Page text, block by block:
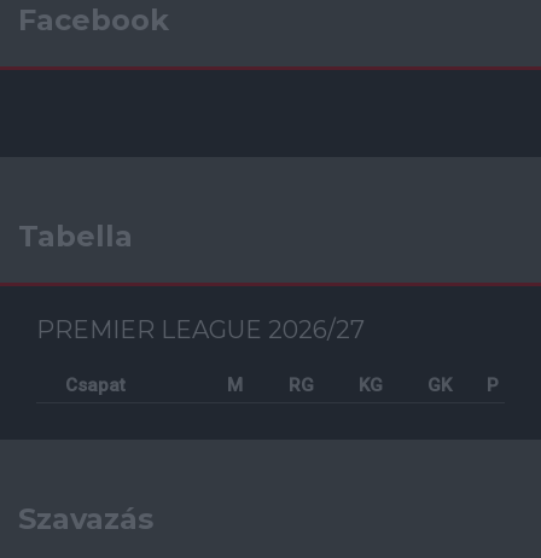
Facebook
Tabella
PREMIER LEAGUE 2026/27
Csapat M RG KG GK P
Szavazás